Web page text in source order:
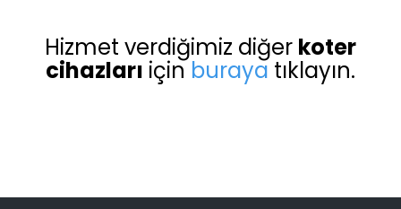
Hizmet verdiğimiz diğer koter
cihazları içinburaya tıklayın.